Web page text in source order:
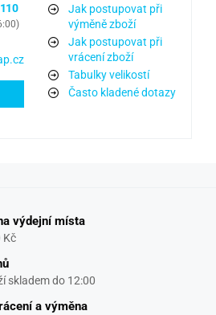
Jak postupovat při
výměně zboží
Jak postupovat při
vrácení zboží
Tabulky velikostí
Často kladené dotazy
výdejní místa
Kč
skladem do 12:00
a výměna